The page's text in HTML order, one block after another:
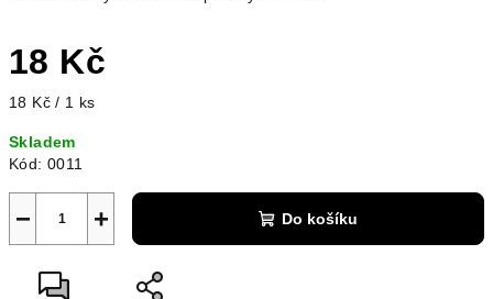
18 Kč
Měrná
18 Kč / 1 ks
Skladem
Kód: 0011
+
− Do košíku